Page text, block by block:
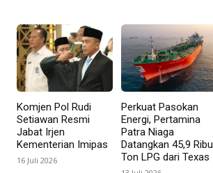
Komjen Pol Rudi
Setiawan Resmi
Jabat Irjen
Kementerian Imipas
16 Juli 2026
Perkuat Pasokan
Energi, Pertamina
Patra Niaga
Datangkan 45,9 Ribu
Ton LPG dari Texas